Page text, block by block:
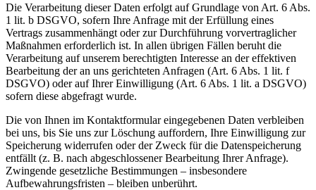
Die Verarbeitung dieser Daten erfolgt auf Grundlage von Art. 6 Abs.
1 lit. b DSGVO, sofern Ihre Anfrage mit der Erfüllung eines
Vertrags zusammenhängt oder zur Durchführung vorvertraglicher
Maßnahmen erforderlich ist. In allen übrigen Fällen beruht die
Verarbeitung auf unserem berechtigten Interesse an der effektiven
Bearbeitung der an uns gerichteten Anfragen (Art. 6 Abs. 1 lit. f
DSGVO) oder auf Ihrer Einwilligung (Art. 6 Abs. 1 lit. a DSGVO)
sofern diese abgefragt wurde.
Die von Ihnen im Kontaktformular eingegebenen Daten verbleiben
bei uns, bis Sie uns zur Löschung auffordern, Ihre Einwilligung zur
Speicherung widerrufen oder der Zweck für die Datenspeicherung
entfällt (z. B. nach abgeschlossener Bearbeitung Ihrer Anfrage).
Zwingende gesetzliche Bestimmungen – insbesondere
Aufbewahrungsfristen – bleiben unberührt.